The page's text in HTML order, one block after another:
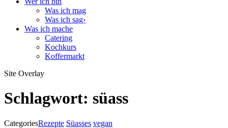
Was ich mag
Was ich sag›
Was ich mache
Catering
Kochkurs
Koffermarkt
Site Overlay
Schlagwort: süass
CategoriesRezepte Süasses vegan